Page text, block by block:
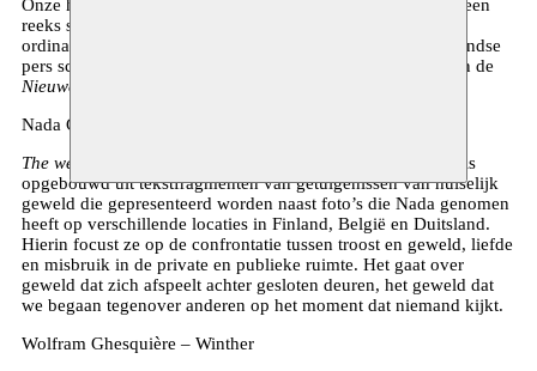
Onze heerlijke nieuwe wereld in een lichtvoetige revue. In een
reeks scherpe scènes en slappe sketches, spitse dialogen en
ordinaire moppen, visuele grappen en citaten uit de vaderlandse
pers schetsen ze een vermakelijk en verhelderend beeld van de
Nieuwe Mens
Nada Gambier – Action Scénique
The weight of invisible pain
(Mechanics of emotion part 3) is
opgebouwd uit tekstfragmenten van getuigenissen van huiselijk
geweld die gepresenteerd worden naast foto’s die Nada genomen
heeft op verschillende locaties in Finland, België en Duitsland.
Hierin focust ze op de confrontatie tussen troost en geweld, liefde
en misbruik in de private en publieke ruimte. Het gaat over
geweld dat zich afspeelt achter gesloten deuren, het geweld dat
we begaan tegenover anderen op het moment dat niemand kijkt.
Wolfram Ghesquière – Winther